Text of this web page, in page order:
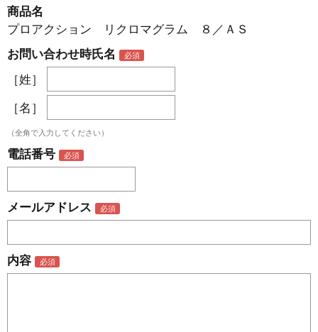
商品名
プロアクション リクロマグラム ８／ＡＳ
お問い合わせ時氏名
［姓］
［名］
（全角で入力してください）
電話番号
メールアドレス
内容